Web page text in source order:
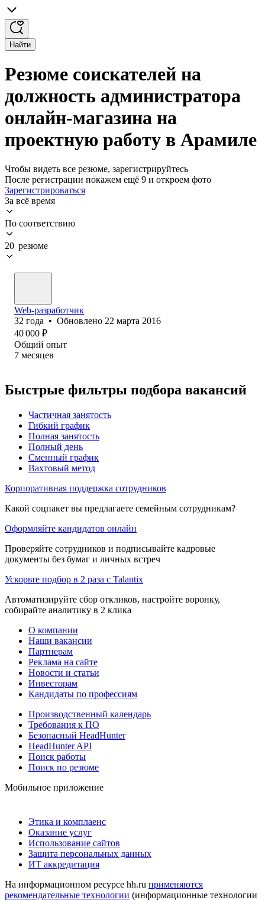
Найти
Резюме соискателей на
должность администратора
онлайн-магазина на
проектную работу в Арамиле
Чтобы видеть все резюме, зарегистрируйтесь
После регистрации покажем ещё 9 и откроем фото
Зарегистрироваться
За всё время
По соответствию
20 резюме
Web-разработчик
32 года • Обновлено 22 марта 2016
40 000 ₽
Общий опыт
7 месяцев
Быстрые фильтры подбора вакансий
Частичная занятость
Гибкий график
Полная занятость
Полный день
Сменный график
Вахтовый метод
Корпоративная поддержка сотрудников
Какой соцпакет вы предлагаете семейным сотрудникам?
Оформляйте кандидатов онлайн
Проверяйте сотрудников и подписывайте кадровые
документы без бумаг и личных встреч
Ускорьте подбор в 2 раза с Talantix
Автоматизируйте сбор откликов, настройте воронку,
собирайте аналитику в 2 клика
О компании
Наши вакансии
Партнерам
Реклама на сайте
Новости и статьи
Инвесторам
Кандидаты по профессиям
Производственный календарь
Требования к ПО
Безопасный HeadHunter
HeadHunter API
Поиск работы
Поиск по резюме
Мобильное приложение
Этика и комплаенс
Оказание услуг
Использование сайтов
Защита персональных данных
ИТ аккредитация
На информационном ресурсе hh.ru применяются
рекомендательные технологии (информационные технологии